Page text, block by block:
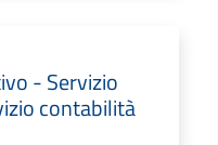
- Servizio
contabilità